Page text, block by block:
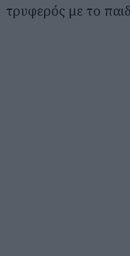
τρυφερός με το